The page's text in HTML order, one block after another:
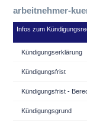
arbeitnehmer-
Infos zum
Kündigungserklärung
Kündigungsfrist
Kündigungsfrist -
Kündigungsgrund